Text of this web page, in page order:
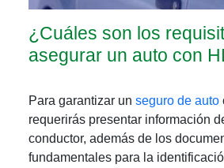
¿Cuáles son los
asegurar un auto con
Para garantizar un seguro de auto
requerirás presentar información
conductor, además de los
fundamentales para la